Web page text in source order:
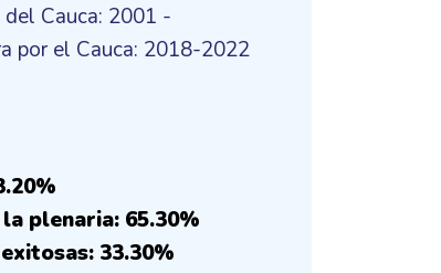
Cauca: 2001 -
por el Cauca: 2018-2022
plenaria: 65.30%
33.30%